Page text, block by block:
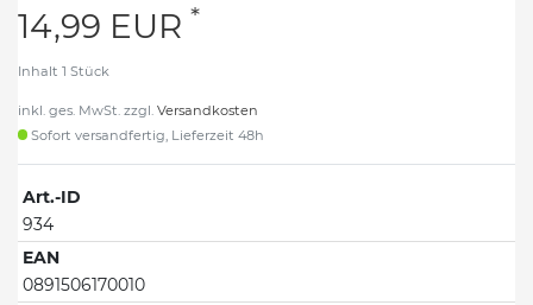
14,99 EUR *
Inhalt 1 Stück
inkl. ges. MwSt. zzgl. Versandkosten
Sofort versandfertig, Lieferzeit 48h
Art.-ID
934
EAN
0891506170010